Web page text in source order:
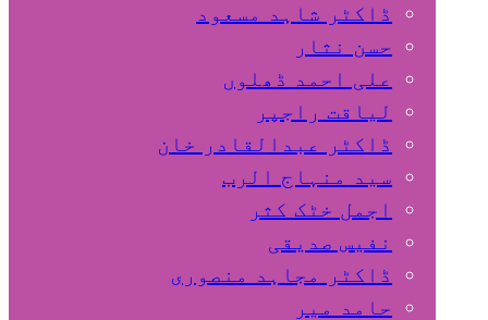
ڈاکٹر شاہد مسعود
حسن نثار
علی احمد ڈھلوں
لیاقت راجپر
ڈاکٹر عبدالقادر خان
سید منہاج الرب
اجمل خٹک کثر
نفیس صدیقی
ڈاکٹر مجاہد منصوری
حامد میر